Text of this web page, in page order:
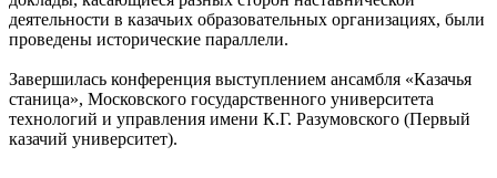
деятельности в казачьих образовательных организациях, были
проведены исторические параллели.
Завершилась конференция выступлением ансамбля «Казачья
станица», Московского государственного университета
технологий и управления имени К.Г. Разумовского (Первый
казачий университет).